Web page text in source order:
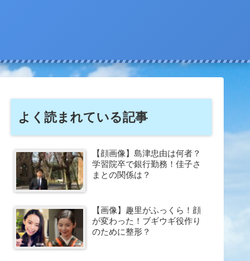
よく読まれている記事
【顔画像】島津忠由は何者？
学習院卒で銀行勤務！佳子さ
まとの関係は？
【画像】趣里がふっくら！顔
が変わった！ブギウギ役作り
のために整形？